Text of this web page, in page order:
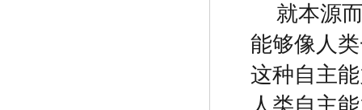
就本源
能够像人
这种自主
人类自主